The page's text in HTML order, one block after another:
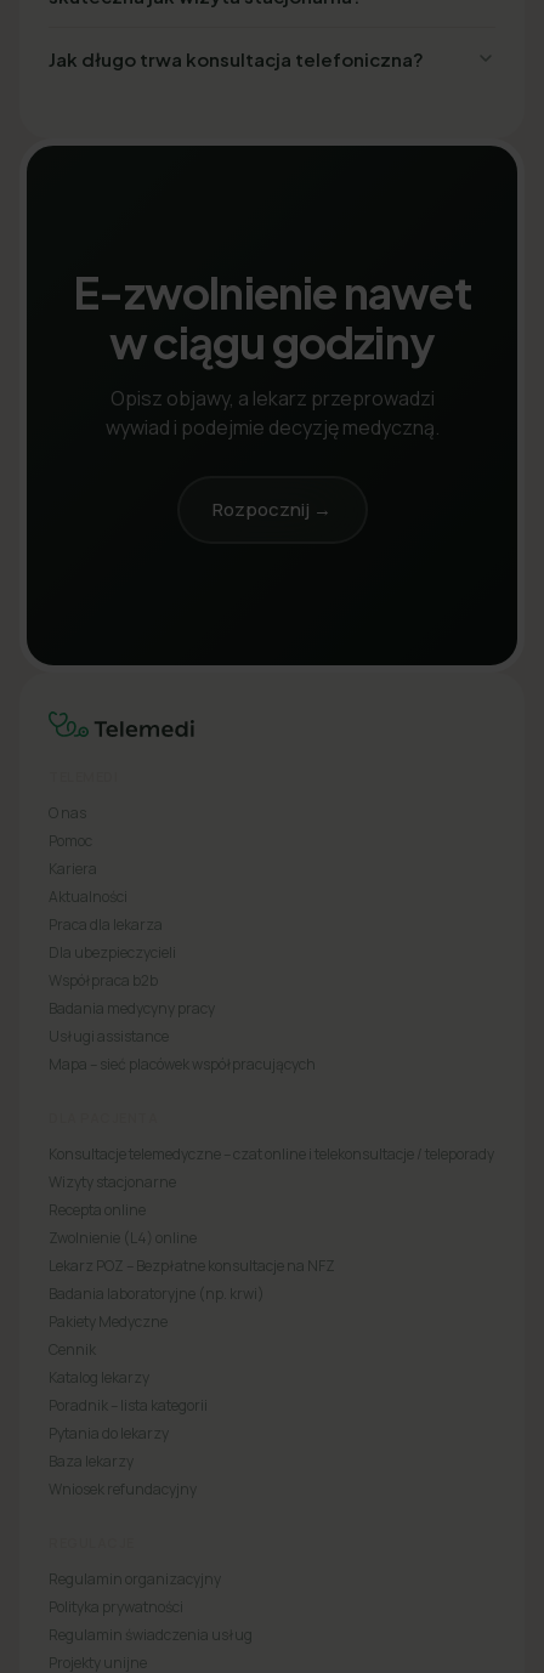
Jak długo trwa konsultacja telefoniczna?
E-zwolnienie nawet
w ciągu godziny
Opisz objawy, a lekarz przeprowadzi
wywiad i podejmie decyzję medyczną.
Rozpocznij →
O nas
Pomoc
Kariera
Aktualności
Praca dla lekarza
Dla ubezpieczycieli
Współpraca b2b
Badania medycyny pracy
Usługi assistance
Mapa – sieć placówek współpracujących
Konsultacje telemedyczne – czat online i telekonsultacje / teleporady
Wizyty stacjonarne
Recepta online
Zwolnienie (L4) online
Lekarz POZ – Bezpłatne konsultacje na NFZ
Badania laboratoryjne (np. krwi)
Pakiety Medyczne
Cennik
Katalog lekarzy
Poradnik – lista kategorii
Pytania do lekarzy
Baza lekarzy
Wniosek refundacyjny
Regulamin organizacyjny
Polityka prywatności
Regulamin świadczenia usług
Projekty unijne